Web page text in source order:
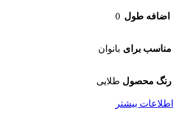
اضافه طول 0
مناسب برای بانوان
رنگ محصول طلایی
اطلاعات بیشتر